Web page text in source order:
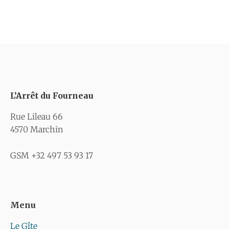
L’Arrêt du Fourneau
Rue Lileau 66
4570 Marchin
GSM +32 497 53 93 17
Menu
Le Gîte